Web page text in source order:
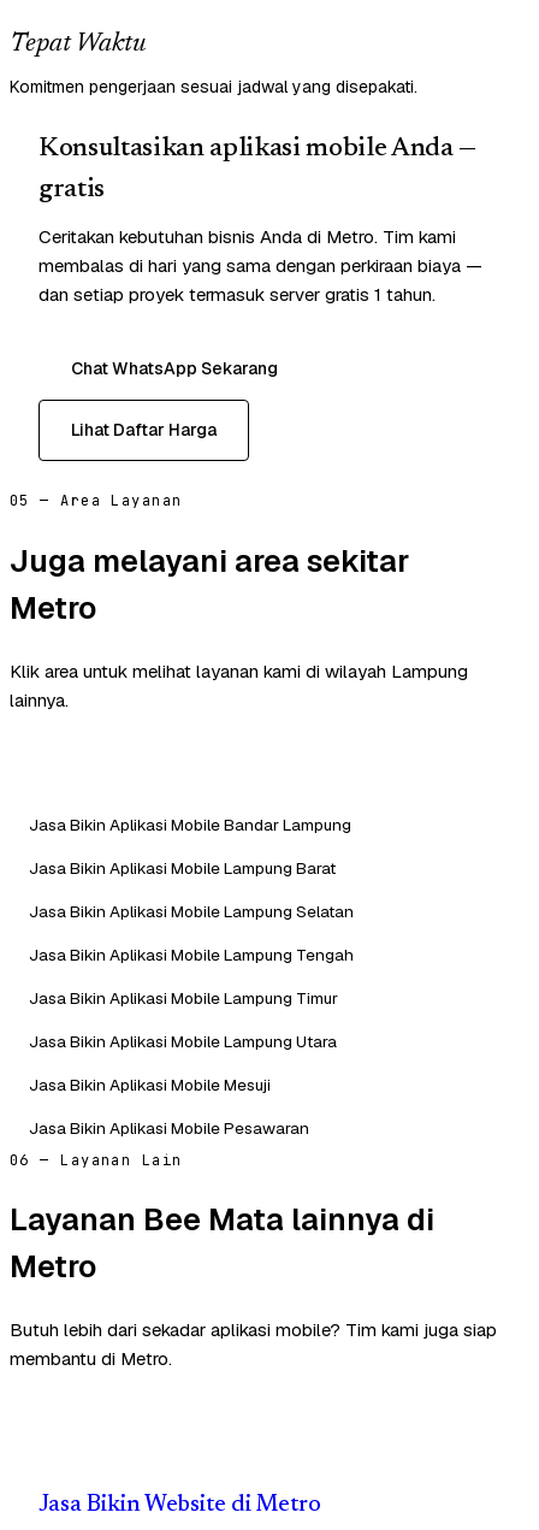
Tepat Waktu
Komitmen pengerjaan sesuai jadwal yang disepakati.
Konsultasikan aplikasi mobile Anda —
gratis
Ceritakan kebutuhan bisnis Anda di Metro. Tim kami
membalas di hari yang sama dengan perkiraan biaya —
dan setiap proyek termasuk server gratis 1 tahun.
Chat WhatsApp Sekarang
Lihat Daftar Harga
05 — Area Layanan
Juga melayani area sekitar
Metro
Klik area untuk melihat layanan kami di wilayah Lampung
lainnya.
Jasa Bikin Aplikasi Mobile Bandar Lampung
Jasa Bikin Aplikasi Mobile Lampung Barat
Jasa Bikin Aplikasi Mobile Lampung Selatan
Jasa Bikin Aplikasi Mobile Lampung Tengah
Jasa Bikin Aplikasi Mobile Lampung Timur
Jasa Bikin Aplikasi Mobile Lampung Utara
Jasa Bikin Aplikasi Mobile Mesuji
Jasa Bikin Aplikasi Mobile Pesawaran
06 — Layanan Lain
Layanan Bee Mata lainnya di
Metro
Butuh lebih dari sekadar aplikasi mobile? Tim kami juga siap
membantu di Metro.
Jasa Bikin Website di Metro